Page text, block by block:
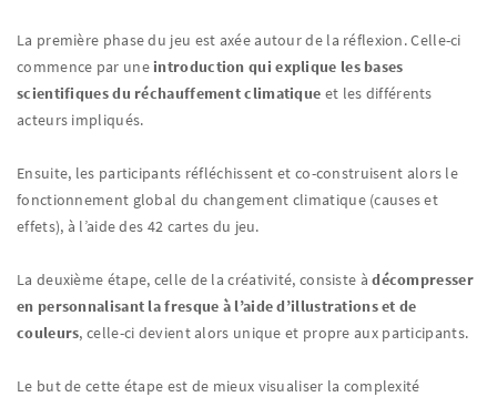
La première phase du jeu est axée autour de la réflexion. Celle-ci
commence par une introduction qui explique les bases
scientifiques du réchauffement climatique et les différents
acteurs impliqués.
Ensuite, les participants réfléchissent et co-construisent alors le
fonctionnement global du changement climatique (causes et
effets), à l’aide des 42 cartes du jeu.
La deuxième étape, celle de la créativité, consiste àdécompresser
en personnalisant la fresque à l’aide d’illustrations et de
couleurs, celle-ci devient alors unique et propre aux participants.
Le but de cette étape est de mieux visualiser la complexité